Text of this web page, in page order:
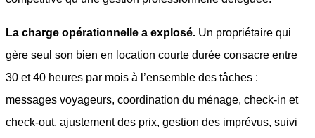
La charge opérationnelle a explosé. Un propriétaire qui
gère seul son bien en location courte durée consacre entre
30 et 40 heures par mois à l’ensemble des tâches :
messages voyageurs, coordination du ménage, check-in et
check-out, ajustement des prix, gestion des imprévus, suivi